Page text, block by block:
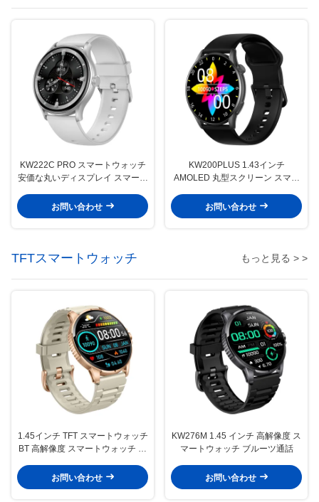
KW222C PRO スマートウォッチ
安価な丸いディスプレイ スマート
お問い合わせ
KW200PLUS 1.43インチ
AMOLED 丸型スクリーン スマー
お問い合わせ
TFTスマートウォッチ もっと見る > >
1.45インチ TFT スマートウォッチ
BT 高解像度 スマートウォッチ 健
お問い合わせ
KW276M 1.45 インチ 高解像度 ス
マートウォッチ ブルーツ通話
お問い合わせ